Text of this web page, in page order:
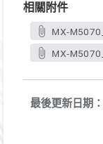
相關附件
MX-
MX-
最後更新日期：